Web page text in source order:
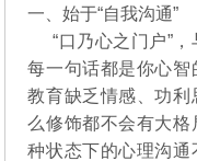
一、始于“自我沟通”
“口乃心之门户”，
每一句话都是你心
教育缺乏情感、功
么修饰都不会有大
种状态下的心理沟